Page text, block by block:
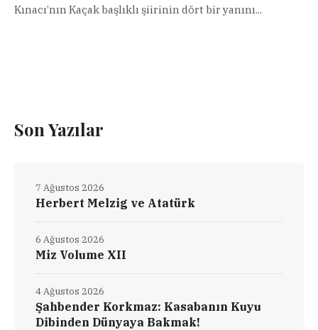
Kınacı’nın Kaçak başlıklı şiirinin dört bir yanını...
Son Yazılar
Herbert Melzig ve Atatürk
7 Ağustos 2026
Miz Volume XII
6 Ağustos 2026
Şahbender Korkmaz: Kasabanın Kuyu
Dibinden Dünyaya Bakmak!
4 Ağustos 2026